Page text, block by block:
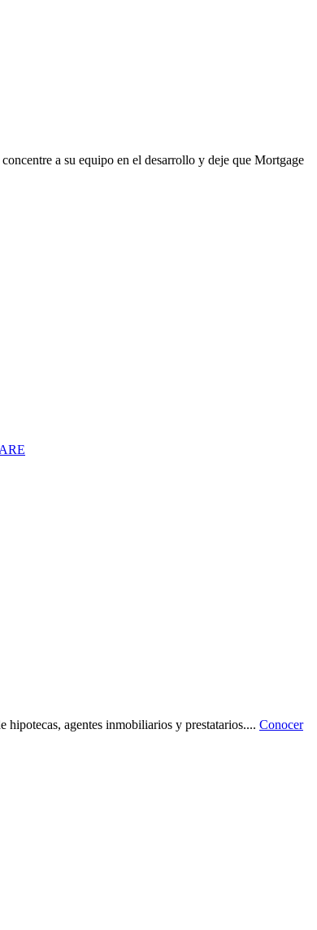
a su equipo en el desarrollo y deje que Mortgage
agentes inmobiliarios y prestatarios.... Conocer